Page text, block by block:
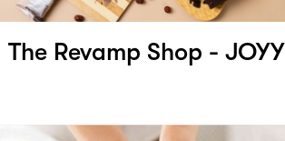
The Revamp Shop - JOYY